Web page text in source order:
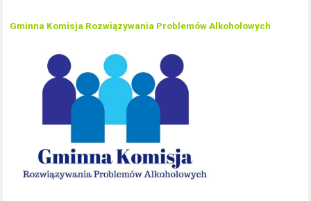
Gminna Komisja Rozwiązywania Problemów Alkoholowych